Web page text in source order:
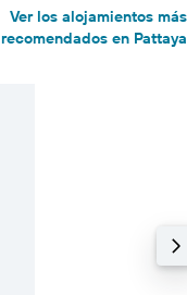
Ver los alojamientos más
recomendados en Pattaya